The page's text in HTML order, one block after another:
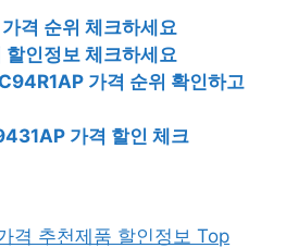
격 순위 체크하세요
할인정보 체크하세요
가격 순위 확인하고
가격 할인 체크
격 추천제품 할인정보 Top